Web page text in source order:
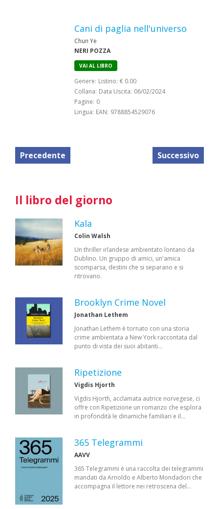
Cani di paglia nell'universo
Chun Ye
NERI POZZA
VAI AL LIBRO
Genere: Listino: € 0.00
Collana: Data Uscita: 06/02/2024
Pagine: 0
Lingua: EAN: 9788854529076
Precedente Successivo
Il libro del giorno
Kala
Colin Walsh
Un thriller irlandese ambientato lontano da
Dublino. Un gruppo di amici, un'amica
scomparsa, destini che si separano e si
ritrovano.
Brooklyn Crime Novel
Jonathan Lethem
Jonathan Lethem è tornato con una storia
crime ambientata a New York raccontata dal
punto di vista dei suoi abitanti…
Ripetizione
Vigdis Hjorth
Vigdis Hjorth, acclamata autrice norvegese, ci
offre con Ripetizione un romanzo che esplora
in profondità le dinamiche familiari e il…
365 Telegrammi
AAVV
365 Telegrammi è una raccolta dei telegrammi
mandati da Arnoldo e Alberto Mondadori che
accompagna il lettore nei retroscena del…